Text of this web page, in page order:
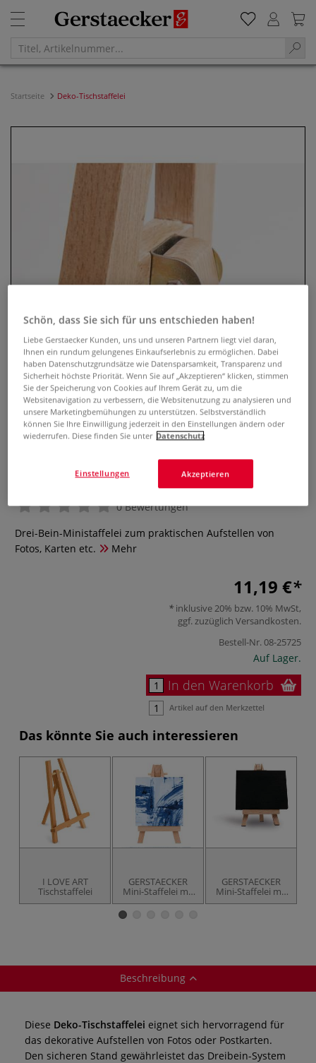
Startseite Deko-Tischstaffelei
Deko-Tischstaffelei
0 Bewertungen
Drei-Bein-Ministaffelei zum praktischen Aufstellen von
Fotos, Karten etc.
Mehr
11,19 €
inklusive 20% bzw. 10% MwSt,
ggf. zuzüglich Versandkosten.
Bestell-Nr.08-25725
Auf Lager.
In den Warenkorb
Artikel auf den Merkzettel
Das könnte Sie auch interessieren
I LOVE ART
Tischstaffelei
GERSTAECKER
Mini-Staffelei mit
Keilrahmen
GERSTAECKER
Mini-Staffelei mit
Keilrahmen,
Beschreibung
Diese Deko-Tischstaffelei eignet sich hervorragend für
das dekorative Aufstellen von Fotos oder Postkarten.
Den sicheren Stand gewährleistet das Dreibein-System
Schön, dass Sie sich für uns entschieden haben!
Liebe Gerstaecker Kunden, uns und unseren Partnern liegt viel daran,
Ihnen ein rundum gelungenes Einkaufserlebnis zu ermöglichen. Dabei
haben Datenschutzgrundsätze wie Datensparsamkeit, Transparenz und
Sicherheit höchste Priorität. Wenn Sie auf „Akzeptieren“ klicken, stimmen
Sie der Speicherung von Cookies auf Ihrem Gerät zu, um die
Websitenavigation zu verbessern, die Websitenutzung zu analysieren und
unsere Marketingbemühungen zu unterstützen. Selbstverständlich
können Sie Ihre Einwilligung jederzeit in den Einstellungen ändern oder
wiederrufen. Diese finden Sie unter Datenschutz
Akzeptieren
Einstellungen